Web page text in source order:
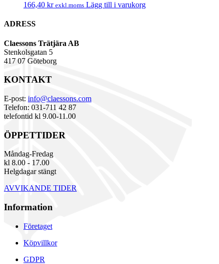
166,40 kr exkl.moms Lägg till i varukorg
ADRESS
Claessons Trätjära AB
Stenkolsgatan 5
417 07 Göteborg
KONTAKT
E-post: info@claessons.com
Telefon: 031-711 42 87
telefontid kl 9.00-11.00
ÖPPETTIDER
Måndag-Fredag
kl 8.00 - 17.00
Helgdagar stängt
AVVIKANDE TIDER
Information
Företaget
Köpvillkor
GDPR